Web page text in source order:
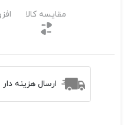
مقایسه کالا
ارسال هزینه دار